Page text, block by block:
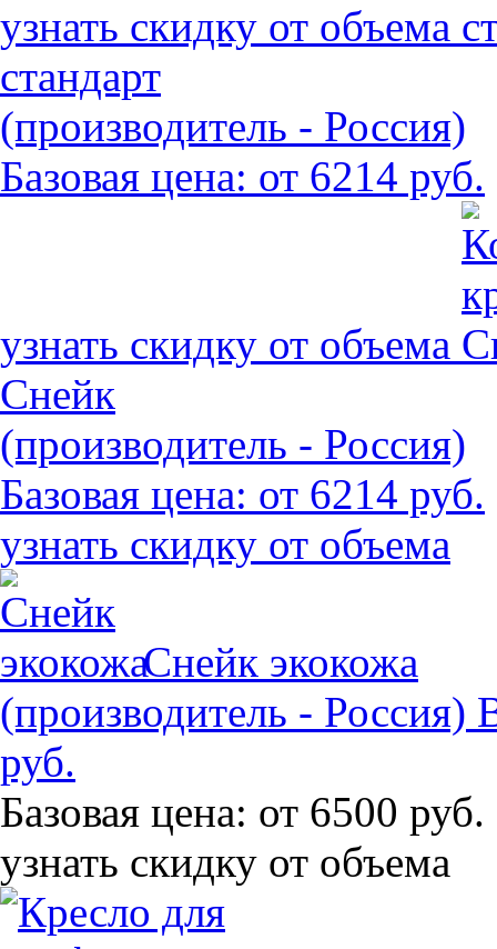
узнать скидку от объема
стандарт
(производитель - Россия)
Базовая цена: от 6214 руб.
узнать скидку от объема
Снейк
(производитель - Россия)
Базовая цена: от 6214 руб.
узнать скидку от объема
Снейк экокожа
(производитель - Россия)
руб.
Базовая цена: от 6500 руб.
узнать скидку от объема